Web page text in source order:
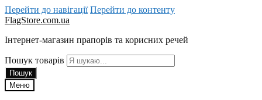
Перейти до навігації Перейти до контенту
FlagStore.com.ua
Інтернет-магазин прапорів та корисних речей
Пошук товарів
Пошук
Меню